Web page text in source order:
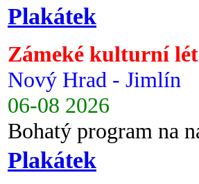
Plakátek
Zámeké kulturní
Nový Hrad - Jimlín
06-08 2026
Bohatý program na
Plakátek